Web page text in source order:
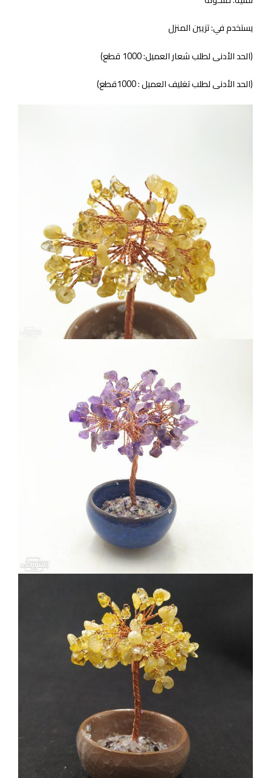
يستخدم في: تزيين المنزل
(الحد الأدنى لطلب شعار العميل: 1000 قطع)
(الحد الأدنى لطلب تغليف العميل : 1000قطع)